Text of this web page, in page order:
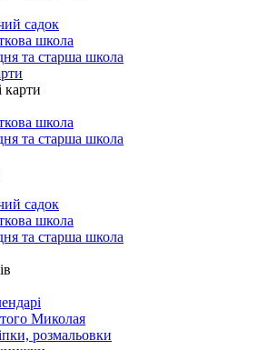
садок
школа
та старша школа
карти
школа
та старша школа
садок
школа
та старша школа
Миколая
розмальовки